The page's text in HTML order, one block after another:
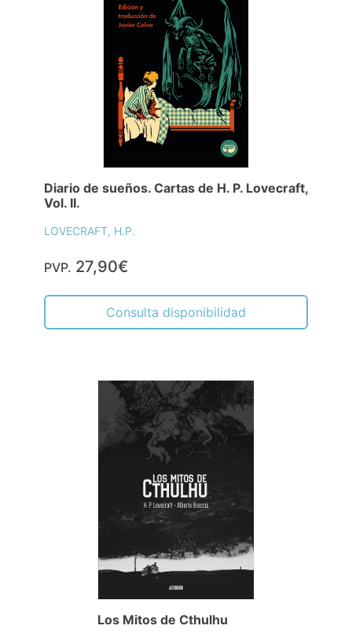
Diario de sueños. Cartas de H. P. Lovecraft,
Vol. II.
LOVECRAFT, H.P.
PVP. 27,90€
Consulta disponibilidad
Los Mitos de Cthulhu